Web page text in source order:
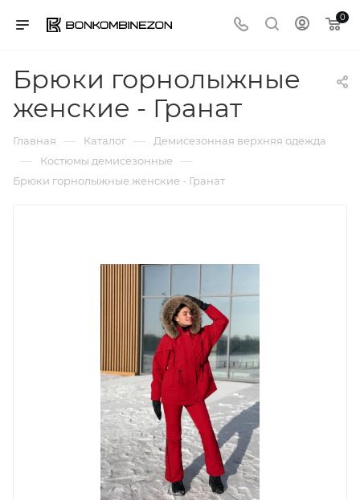
0
Брюки горнолыжные
женские - Гранат
Главная — Каталог — Демисезонная верхняя одежда
— Костюмы демисезонные —
Брюки горнолыжные женские - Гранат